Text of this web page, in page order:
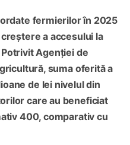
fermierilor în 2025
a accesului la
Agenției de
suma oferită a
de lei nivelul din
care au beneficiat
400, comparativ cu